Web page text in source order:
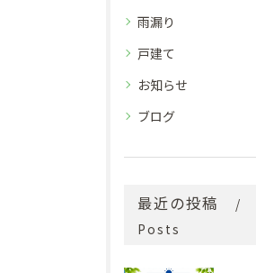
雨漏り
戸建て
お知らせ
ブログ
最近の投稿
Posts